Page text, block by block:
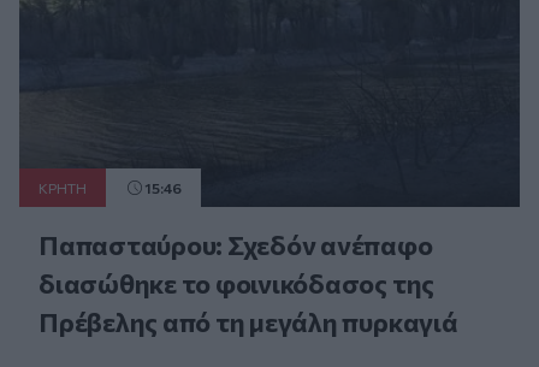
ΚΡΗΤΗ 15:46
Παπασταύρου: Σχεδόν ανέπαφο
διασώθηκε το φοινικόδασος της
Πρέβελης από τη μεγάλη πυρκαγιά